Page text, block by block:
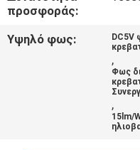
SHOPPING
προσφοράς:
Υψηλό φως:
DC5V
,
Φως
,
15lm/